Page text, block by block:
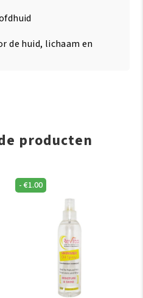
de huid, lichaam en
producten
-€1.00